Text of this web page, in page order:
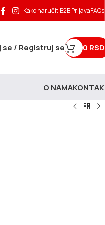
Kako naručitiB2B PrijavaFAQs
se / Registruj se 0 RSD
O NAMA